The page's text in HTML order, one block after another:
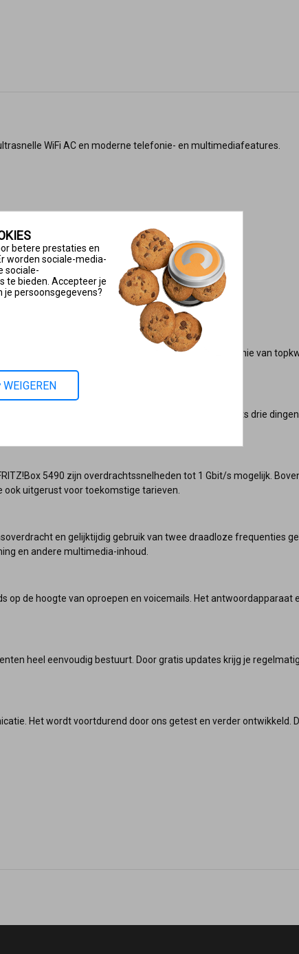
WiFi AC en moderne telefonie- en multimediafeatures.
voor maximale bandbreedte, snelle WiFi en telefonie van
storingvrije kabels en grotere reikwijdten zijn slechts drie
5490 zijn overdrachtssnelheden tot 1 Gbit/s mogelijk.
uitgerust voor toekomstige tarieven.
en gelijktijdig gebruik van twee draadloze frequenties
en andere multimedia-inhoud.
op de hoogte van oproepen en voicemails. Het antwoordapparaat
heel eenvoudig bestuurt. Door gratis updates krijg je
Het wordt voortdurend door ons getest en verder ontwikkeld.
betere prestaties en
worden sociale-media-
sociale-
te bieden. Accepteer je
je persoonsgegevens?
WEIGEREN